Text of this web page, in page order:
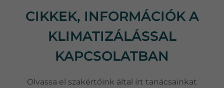
CIKKEK, INFORMÁCIÓK A
KLIMATIZÁLÁSSAL
KAPCSOLATBAN
Olvassa el szakértőink által írt tanácsainkat